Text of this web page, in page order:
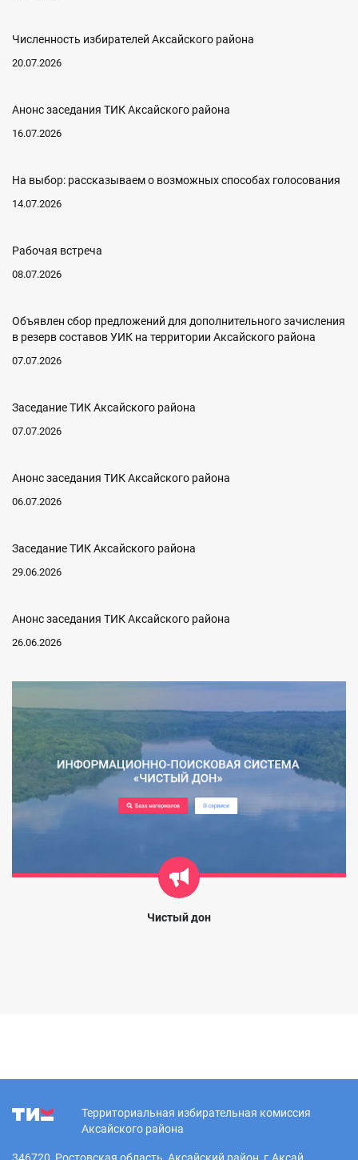
Численность избирателей Аксайского района
20.07.2026
Анонс заседания ТИК Аксайского района
16.07.2026
На выбор: рассказываем о возможных способах голосования
14.07.2026
Рабочая встреча
08.07.2026
Объявлен сбор предложений для дополнительного зачисления
в резерв составов УИК на территории Аксайского района
07.07.2026
Заседание ТИК Аксайского района
07.07.2026
Анонс заседания ТИК Аксайского района
06.07.2026
Заседание ТИК Аксайского района
29.06.2026
Анонс заседания ТИК Аксайского района
26.06.2026
Чистый дон
Территориальная избирательная комиссия
Аксайского района